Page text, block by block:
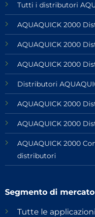
Tutti i distributori
AQUAQUICK 2000
AQUAQUICK 2000
AQUAQUICK 2000
Distributori
AQUAQUICK 2000
AQUAQUICK 2000
AQUAQUICK 2000
distributori
Segmento di
Tutte le